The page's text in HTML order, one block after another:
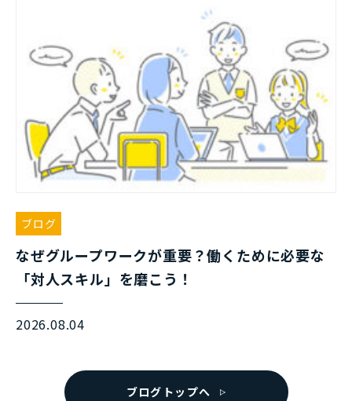
ブログ
なぜグループワークが重要？働くために必要な
「対人スキル」を磨こう！
2026.08.04
ブログトップへ